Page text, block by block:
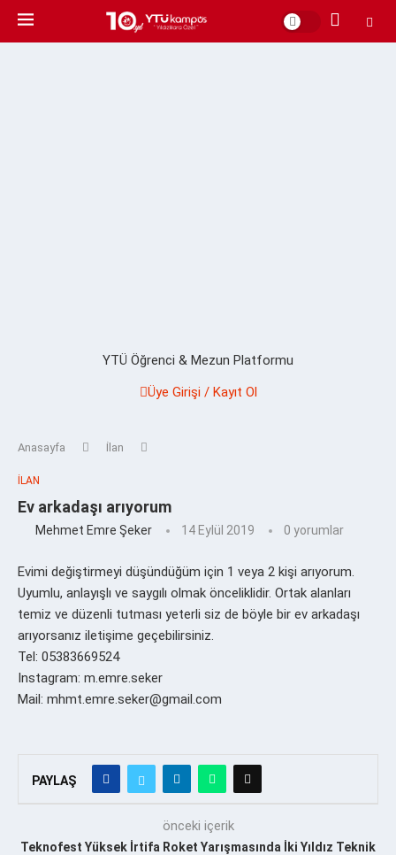
YTÜ Öğrenci & Mezun Platformu
Üye Girişi / Kayıt Ol
Anasayfa İlan
İLAN
Ev arkadaşı arıyorum
Mehmet Emre Şeker 14 Eylül 2019 0 yorumlar
Evimi değiştirmeyi düşündüğüm için 1 veya 2 kişi arıyorum.
Uyumlu, anlayışlı ve saygılı olmak önceliklidir. Ortak alanları
temiz ve düzenli tutması yeterli siz de böyle bir ev arkadaşı
arıyorsanız iletişime geçebilirsiniz.
Tel: 05383669524
Instagram: m.emre.seker
Mail: mhmt.emre.seker@gmail.com
PAYLAŞ
önceki içerik
Teknofest Yüksek İrtifa Roket Yarışmasında İki Yıldız Teknik